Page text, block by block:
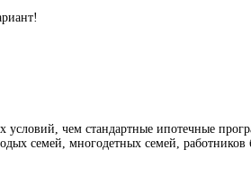
чем стандартные ипотечные
семей, многодетных семей,